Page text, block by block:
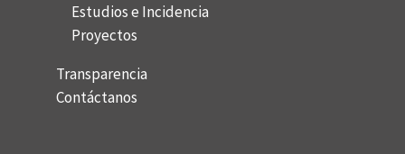
Estudios e Incidencia
Proyectos
Transparencia
Contáctanos